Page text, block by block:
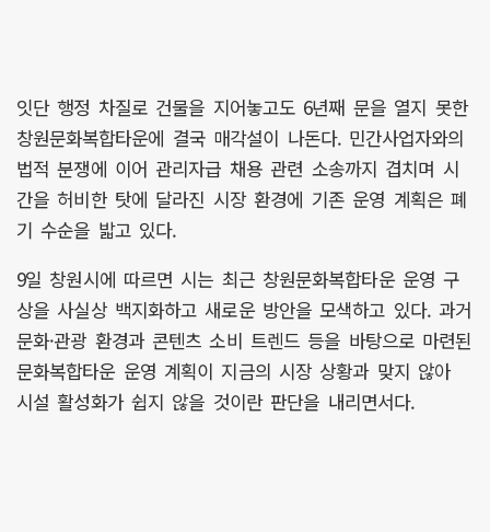
잇단 행정 차질로 건물을 지어놓고도 6년째 문을 열지 못한
창원문화복합타운에 결국 매각설이 나돈다. 민간사업자와의
법적 분쟁에 이어 관리자급 채용 관련 소송까지 겹치며 시
간을 허비한 탓에 달라진 시장 환경에 기존 운영 계획은 폐
기 수순을 밟고 있다.
9일 창원시에 따르면 시는 최근 창원문화복합타운 운영 구
상을 사실상 백지화하고 새로운 방안을 모색하고 있다. 과거
문화·관광 환경과 콘텐츠 소비 트렌드 등을 바탕으로 마련된
문화복합타운 운영 계획이 지금의 시장 상황과 맞지 않아
시설 활성화가 쉽지 않을 것이란 판단을 내리면서다.